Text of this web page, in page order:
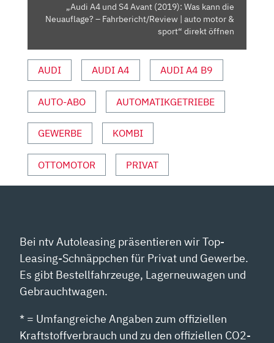
NEUAUFLAGE?
|
AUTO
MOTOR
VON
YOUTUBE
ANZEIGEN
„Audi A4 und S4 Avant (2019): Was kann die
Neuauflage? – Fahrbericht/Review | auto motor &
sport“ direkt öffnen
AUDI AUDI A4 AUDI A4 B9
AUTO-ABO AUTOMATIKGETRIEBE
GEWERBE KOMBI
OTTOMOTOR PRIVAT
Bei ntv Autoleasing präsentieren wir Top-
Leasing-Schnäppchen für Privat und Gewerbe.
Es gibt Bestellfahrzeuge, Lagerneuwagen und
Gebrauchtwagen.
* = Umfangreiche Angaben zum offiziellen
Kraftstoffverbrauch und zu den offiziellen CO2-